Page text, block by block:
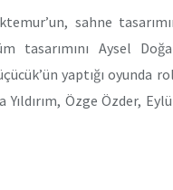
sahne
tasarımını Aysel
yaptığı oyunda
Özge Özder,